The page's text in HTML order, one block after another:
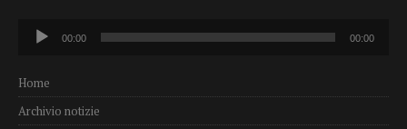
Audio
Player
00:00 00:00
Home
Archivio notizie